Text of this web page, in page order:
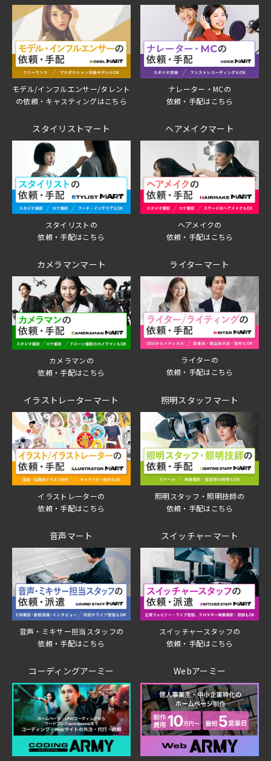
モデル/インフルエンサー/タレント
の依頼・キャスティングはこちら
ナレーター・MCの
依頼・手配はこちら
スタイリストマート
スタイリストの
依頼・手配はこちら
ヘアメイクマート
ヘアメイクの
依頼・手配はこちら
カメラマンマート
カメラマンの
依頼・手配はこちら
ライターマート
ライターの
依頼・手配はこちら
イラストレーターマート
イラストレーターの
依頼・手配はこちら
照明スタッフマート
照明スタッフ・照明技師の
依頼・手配はこちら
音声マート
音声・ミキサー担当スタッフの
依頼・手配はこちら
スイッチャーマート
スイッチャースタッフの
依頼・手配はこちら
コーディングアーミー Webアーミー